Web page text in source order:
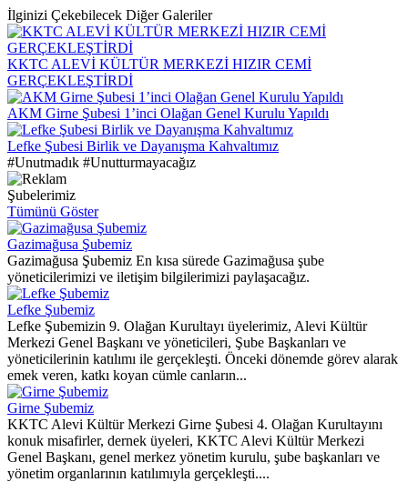
İlginizi Çekebilecek Diğer Galeriler
KKTC ALEVİ KÜLTÜR MERKEZİ HIZIR CEMİ
GERÇEKLEŞTİRDİ
AKM Girne Şubesi 1’inci Olağan Genel Kurulu Yapıldı
Lefke Şubesi Birlik ve Dayanışma Kahvaltımız
#Unutmadık #Unutturmayacağız
Şubelerimiz
Tümünü Göster
Gazimağusa Şubemiz
Gazimağusa Şubemiz En kısa sürede Gazimağusa şube
yöneticilerimizi ve iletişim bilgilerimizi paylaşacağız.
Lefke Şubemiz
Lefke Şubemizin 9. Olağan Kurultayı üyelerimiz, Alevi Kültür
Merkezi Genel Başkanı ve yöneticileri, Şube Başkanları ve
yöneticilerinin katılımı ile gerçekleşti. Önceki dönemde görev alarak
emek veren, katkı koyan cümle canların...
Girne Şubemiz
KKTC Alevi Kültür Merkezi Girne Şubesi 4. Olağan Kurultayını
konuk misafirler, dernek üyeleri, KKTC Alevi Kültür Merkezi
Genel Başkanı, genel merkez yönetim kurulu, şube başkanları ve
yönetim organlarının katılımıyla gerçekleşti....